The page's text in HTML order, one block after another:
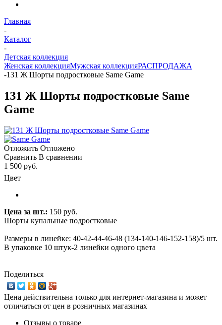
Главная
-
Каталог
-
Детская коллекция
Женская коллекцияМужская коллекцияРАСПРОДАЖА
-131 Ж Шорты подростковые Same Game
131 Ж Шорты подростковые Same
Game
Отложить Отложено
Сравнить В сравнении
1 500 руб.
Цвет
Цена за шт.: 150 руб.
Шорты купальные подростковые
Размеры в линейке: 40-42-44-46-48 (134-140-146-152-158)/5 шт.
В упаковке 10 штук-2 линейки одного цвета
Поделиться
Цена действительна только для интернет-магазина и может
отличаться от цен в розничных магазинах
Отзывы о товаре